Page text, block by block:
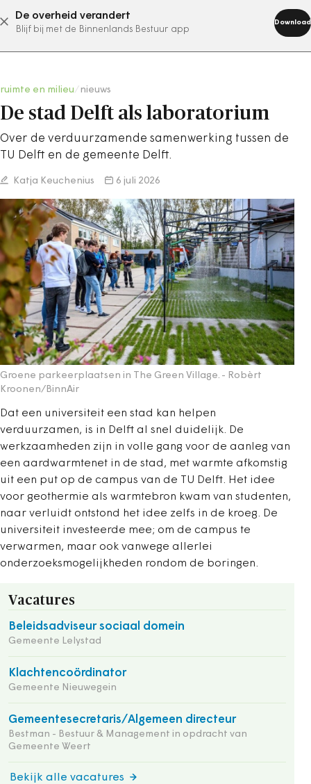
De overheid verandert
Blijf bij met de Binnenlands Bestuur app
Download
abonneer nu
ruimte en milieu nieuws
De stad Delft als laboratorium
Over de verduurzamende samenwerking tussen de
TU Delft en de gemeente Delft.
Katja Keuchenius 6 juli 2026
Groene parkeerplaatsen in The Green Village. - Robèrt
Kroonen/BinnAir
Dat een universiteit een stad kan helpen
verduurzamen, is in Delft al snel duidelijk. De
werkzaamheden zijn in volle gang voor de aanleg van
een aardwarmtenet in de stad, met warmte afkomstig
uit een put op de campus van de TU Delft. Het idee
voor geothermie als warmtebron kwam van studenten,
naar verluidt ontstond het idee zelfs in de kroeg. De
universiteit investeerde mee; om de campus te
verwarmen, maar ook vanwege allerlei
onderzoeksmogelijkheden rondom de boringen.
Vacatures
Beleidsadviseur sociaal domein
Gemeente Lelystad
Klachtencoördinator
Gemeente Nieuwegein
Gemeentesecretaris/Algemeen directeur
Bestman - Bestuur & Management in opdracht van
Gemeente Weert
Bekijk alle vacatures